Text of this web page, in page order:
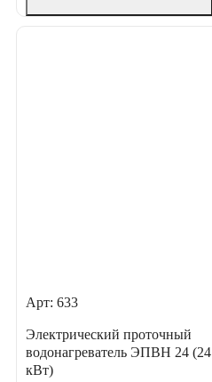
Арт: 633
Электрический проточный
водонагреватель ЭПВН 24 (24
кВт)